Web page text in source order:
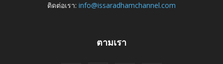
ติดต่อเรา: info@issaradhamchannel.com
ตามเรา